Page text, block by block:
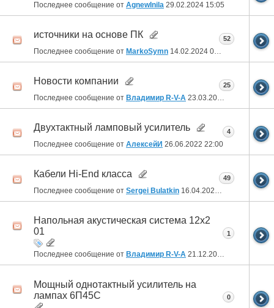
Последнее сообщение от AgnewInila 29.02.2024 15:05
источники на основе ПК
Последнее сообщение от MarkoSymn 14.02.2024 06:34
52
Новости компании
Последнее сообщение от Владимир R-V-A 23.03.2023
25
Двухтактный ламповый усилитель
Последнее сообщение от АлексейИ 26.06.2022 22:00
4
Кабели Hi-End класса
Последнее сообщение от Sergei Bulatkin 16.04.2021 10:17
49
Напольная акустическая система 12х2
01
Последнее сообщение от Владимир R-V-A 21.12.2020
1
Мощный однотактный усилитель на
лампах 6П45С
0